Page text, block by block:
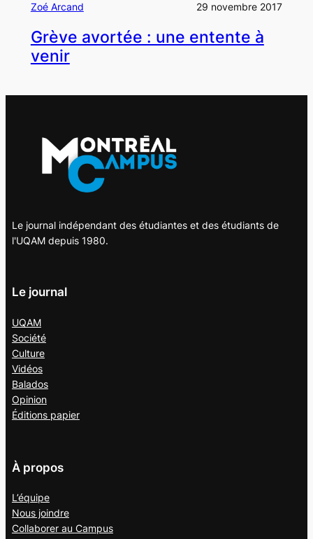
Zoé Arcand 29 novembre 2017
Grève avortée : une entente à
venir
Le journal indépendant des étudiantes et des étudiants de
l'UQAM depuis 1980.
Le journal
UQAM
Société
Culture
Vidéos
Balados
Opinion
Éditions papier
À propos
L’équipe
Nous joindre
Collaborer au Campus